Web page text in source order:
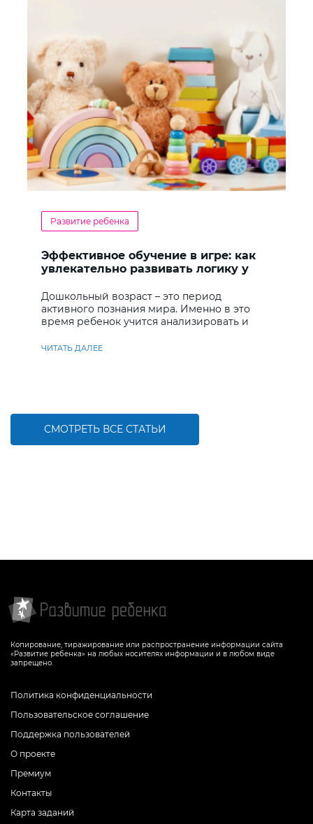
Развитие ребенка
Эффективное обучение в игре: как
увлекательно развивать логику у
Дошкольный возраст – это период
активного познания мира. Именно в это
время ребенок учится анализировать и
ЧИТАТЬ ДАЛЕЕ
СМОТРЕТЬ ВСЕ СТАТЬИ
Копирование, тиражирование или распространение информации сайта
«Развитие ребенка» на любых носителях информации и в любом виде
запрещено.
Политика конфиденциальности
Пользовательское соглашение
Поддержка пользователей
О проекте
Премиум
Контакты
Карта заданий